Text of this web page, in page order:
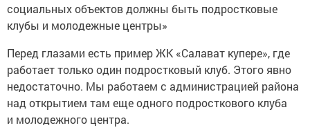
социальных объектов должны быть подростковые
клубы и молодежные центры»
Перед глазами есть пример ЖК «Салават купере», где
работает только один подростковый клуб. Этого явно
недостаточно. Мы работаем с администрацией района
над открытием там еще одного подросткового клуба
и молодежного центра.